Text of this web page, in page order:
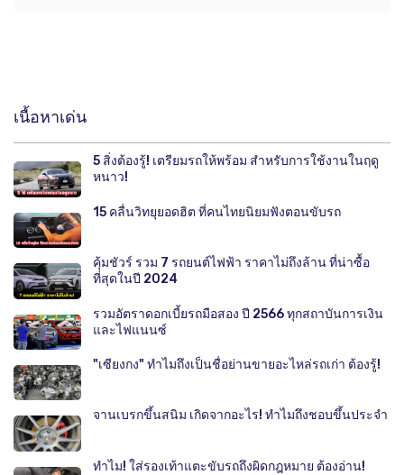
เนื้อหาเด่น
5 สิ่งต้องรู้! เตรียมรถให้พร้อม สำหรับการใช้งานในฤดู
หนาว!
15 คลื่นวิทยุยอดฮิต ที่คนไทยนิยมฟังตอนขับรถ
คุ้มชัวร์ รวม 7 รถยนต์ไฟฟ้า ราคาไม่ถึงล้าน ที่น่าซื้อ
ที่สุดในปี 2024
รวมอัตราดอกเบี้ยรถมือสอง ปี 2566 ทุกสถาบันการเงิน
และไฟแนนซ์
"เซียงกง" ทำไมถึงเป็นชื่อย่านขายอะไหล่รถเก่า ต้องรู้!
จานเบรกขึ้นสนิม เกิดจากอะไร! ทำไมถึงชอบขึ้นประจำ
ทำไม! ใส่รองเท้าแตะขับรถถึงผิดกฎหมาย ต้องอ่าน!